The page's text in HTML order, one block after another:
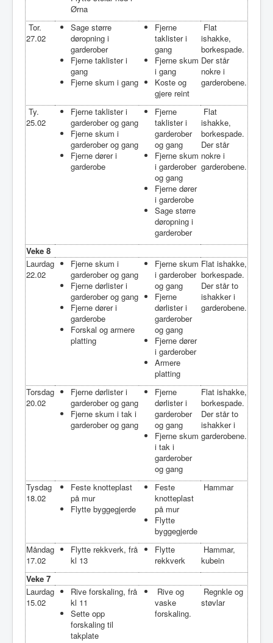
Ørna
Tor.
27.02
Sage større
døropning i
garderober
Fjerne taklister i
gang
Fjerne skum i gang
Fjerne
taklister i
gang
Fjerne skum
i gang
Koste og
gjere reint
Flat
ishakke,
borkespade.
Der står
nokre i
garderobene.
Ty.
25.02
Fjerne taklister i
garderober og gang
Fjerne skum i
garderober og gang
Fjerne dører i
garderobe
Fjerne
taklister i
garderober
og gang
Fjerne skum
i garderober
og gang
Fjerne dører
i garderobe
Sage større
døropning i
garderober
Flat
ishakke,
borkespade.
Der står
nokre i
garderobene.
Veke 8
Laurdag
22.02
Fjerne skum i
garderober og gang
Fjerne dørlister i
garderober og gang
Fjerne dører i
garderobe
Forskal og armere
platting
Fjerne skum
i garderober
og gang
Fjerne
dørlister i
garderober
og gang
Fjerne dører
i garderober
Armere
platting
Flat ishakke,
borkespade.
Der står to
ishakker i
garderobene.
Torsdag
20.02
Fjerne dørlister i
garderober og gang
Fjerne skum i tak i
garderober og gang
Fjerne
dørlister i
garderober
og gang
Fjerne skum
i tak i
garderober
og gang
Flat ishakke,
borkespade.
Der står to
ishakker i
garderobene.
Tysdag
18.02
Feste knotteplast
på mur
Flytte byggegjerde
Feste
knotteplast
på mur
Flytte
byggegjerde
Hammar
Måndag
17.02
Flytte rekkverk, frå
kl 13
Flytte
rekkverk
Hammar,
kubein
Veke 7
Laurdag
15.02
Rive forskaling, frå
kl 11
Sette opp
forskaling til
takplate
Rive og
vaske
forskaling.
Regnkle og
støvlar